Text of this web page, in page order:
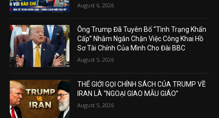
August 6, 2026
Ông Trump Đã Tuyên Bố “Tình Trạng Khẩn
Cấp” Nhằm Ngăn Chặn Việc Công Khai Hồ
Sơ Tài Chính Của Mình Cho Đài BBC
August 5, 2026
THẾ GIỚI GỌI CHÍNH SÁCH CỦA TRUMP VỀ
IRAN LÀ “NGOẠI GIAO MẪU GIÁO”
August 5, 2026